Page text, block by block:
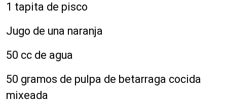
1 tapita de pisco
Jugo de una naranja
50 cc de agua
50 gramos de pulpa de betarraga cocida
mixeada